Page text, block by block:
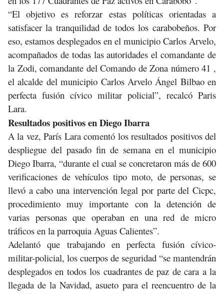
“El objetivo es reforzar estas políticas orientadas a
satisfacer la tranquilidad de todos los carabobeños. Por
eso, estamos desplegados en el municipio Carlos Arvelo,
acompañados de todas las autoridades el comandante de
la Zodi, comandante del Comando de Zona número 41 ,
el alcalde del municipio Carlos Arvelo Ángel Bilbao en
perfecta fusión cívico militar policial”, recalcó Paris
Lara.
Resultados positivos en Diego Ibarra
A la vez, París Lara comentó los resultados positivos del
despliegue del pasado fin de semana en el municipio
Diego Ibarra, “durante el cual se concretaron más de 600
verificaciones de vehículos tipo moto, de personas, se
llevó a cabo una intervención legal por parte del Cicpc,
procedimiento muy importante con la detención de
varias personas que operaban en una red de micro
tráficos en la parroquia Aguas Calientes”.
Adelantó que trabajando en perfecta fusión cívico-
militar-policial, los cuerpos de seguridad “se mantendrán
desplegados en todos los cuadrantes de paz de cara a la
llegada de la Navidad, asueto para el reencuentro de la